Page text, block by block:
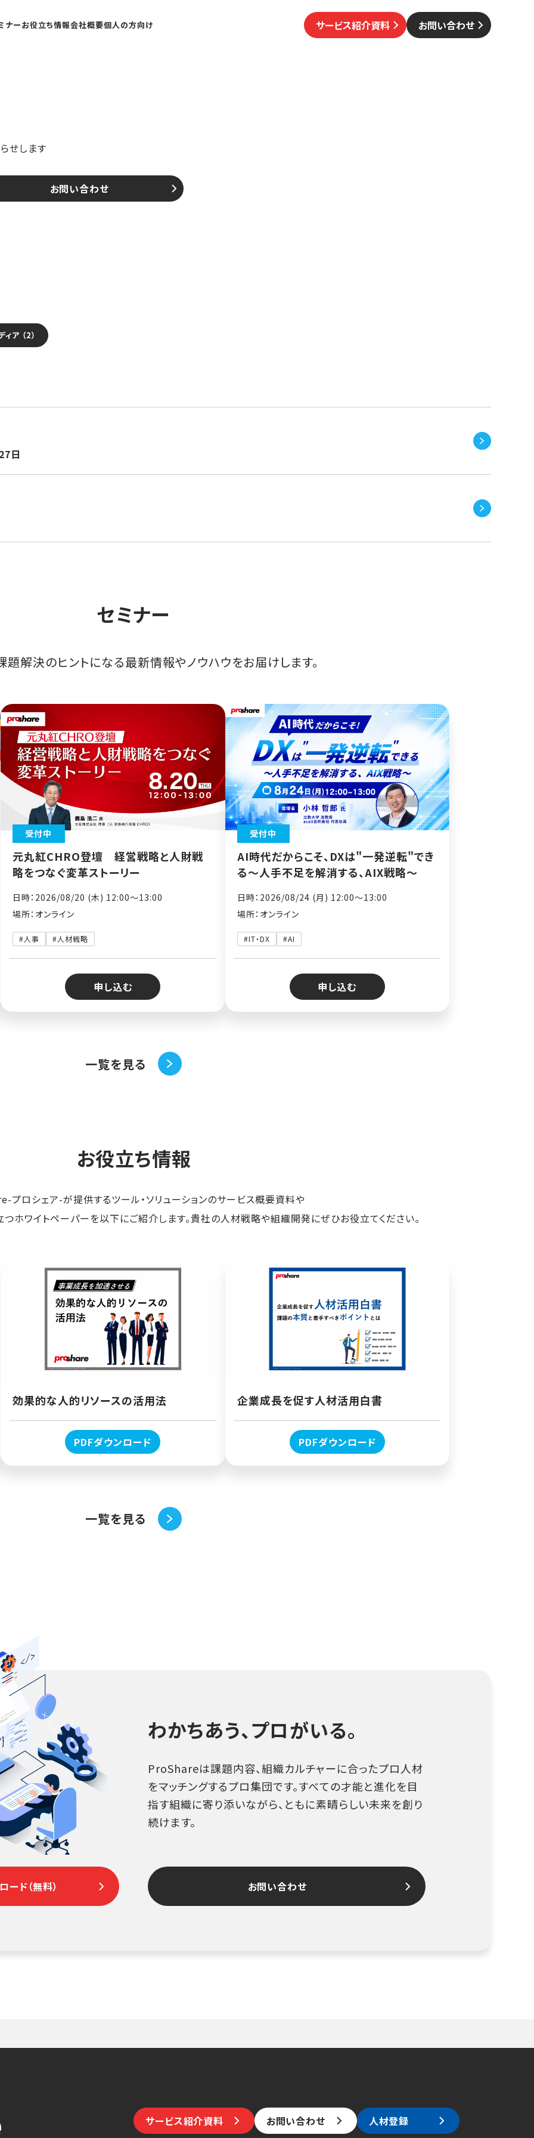
ナーお役立ち情報会社概要個人の方向け サービス紹介資料 お問い合わせ
せします
お問い合わせ
ィア （2）
日
セミナー
題解決のヒントになる最新情報やノウハウをお届けします。
受付中
元丸紅CHRO登壇 経営戦略と人財戦
略をつなぐ変革ストーリー
日時：2026/08/20 (木) 12:00〜13:00
場所：オンライン
#人事 #人材戦略
申し込む
受付中
AI時代だからこそ、DXは"一発逆転"でき
る～人手不足を解消する、AIX戦略～
日時：2026/08/24 (月) 12:00〜13:00
場所：オンライン
#IT・DX #AI
申し込む
一覧を見る
お役立ち情報
プロシェア-が提供するツール・ソリューションのサービス概要資料や
ホワイトペーパーを以下にご紹介します。貴社の人材戦略や組織開発にぜひお役立てください。
効果的な人的リソースの活用法
PDFダウンロード
企業成長を促す人材活用白書
PDFダウンロード
一覧を見る
ド（無料）
わかちあう、プロがいる。​
ProShareは課題内容、組織カルチャーに合ったプロ人材
をマッチングするプロ集団です。すべての才能と進化を目
指す組織に寄り添いながら、ともに素晴らしい未来を創り
続けます。
お問い合わせ
サービス紹介資料 お問い合わせ 人材登録